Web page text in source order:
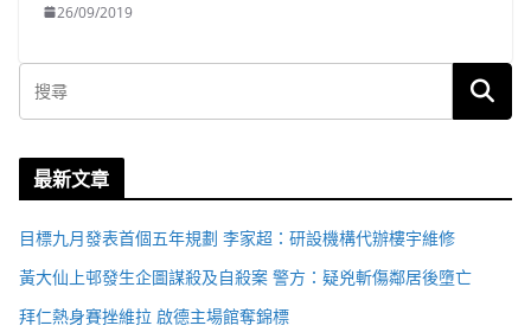
26/09/2019
最新文章
目標九月發表首個五年規劃 李家超：研設機構代辦樓宇維修
黃大仙上邨發生企圖謀殺及自殺案 警方：疑兇斬傷鄰居後墮亡
拜仁熱身賽挫維拉 啟德主場館奪錦標